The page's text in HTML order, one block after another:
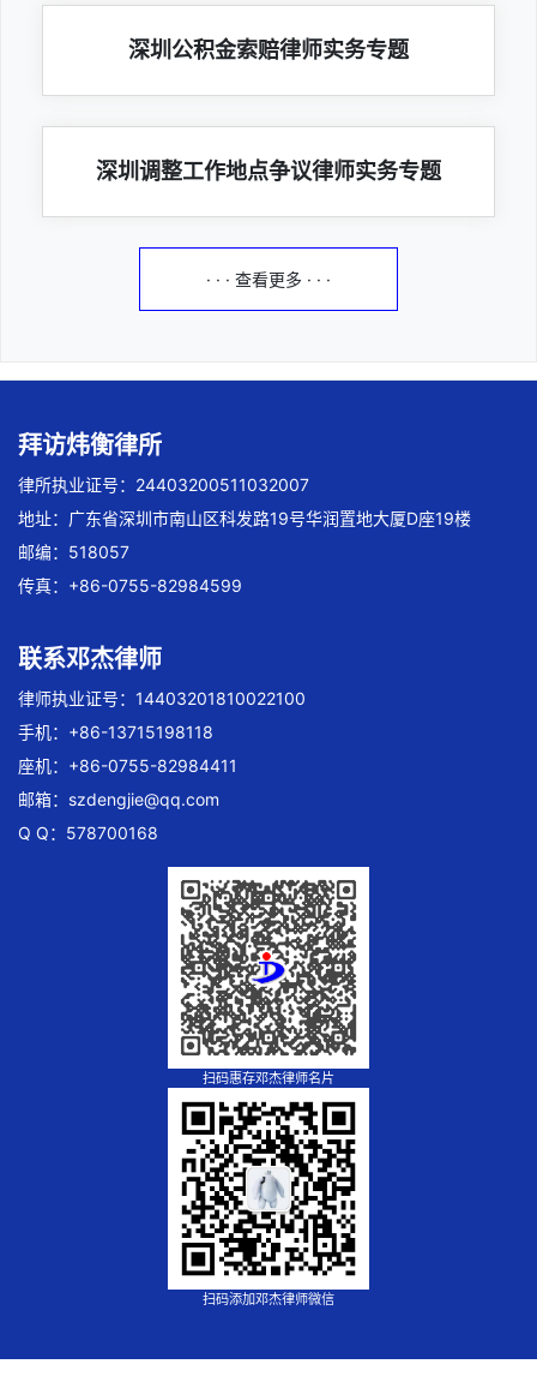
深圳公积金索赔律师实务专题
深圳调整工作地点争议律师实务专题
· · · 查看更多 · · ·
拜访炜衡律所
律所执业证号：24403200511032007
地址：广东省深圳市南山区科发路19号华润置地大厦D座19楼
邮编：518057
传真：+86-0755-82984599
联系邓杰律师
律师执业证号：14403201810022100
手机：+86-13715198118
座机：+86-0755-82984411
邮箱： szdengjie@qq.com
Q Q：578700168
扫码惠存邓杰律师名片
扫码添加邓杰律师微信